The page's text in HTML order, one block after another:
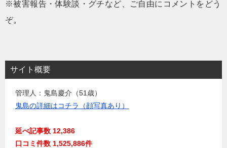
※被害報告・体験談・グチなど、ご自由にコメントをどう
ぞ。
サイト概要
管理人：鬼島慶介（51歳）
鬼島の詳細はコチラ（顔写真あり）
延べ記事数 12,386
口コミ件数 1,525,886件